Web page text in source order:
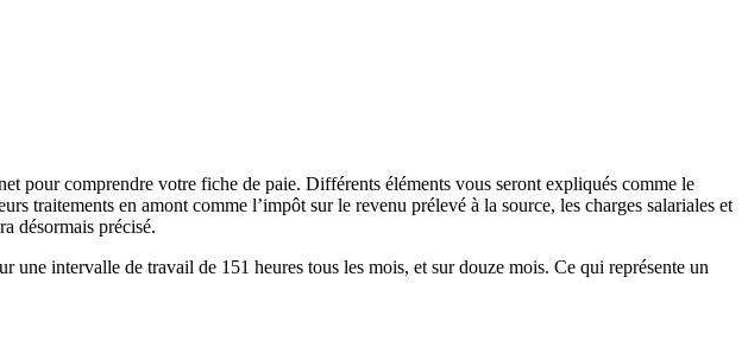
pour comprendre votre fiche de paie. Différents éléments vous seront expliqués comme le
traitements en amont comme l’impôt sur le revenu prélevé à la source, les charges salariales et
désormais précisé.
une intervalle de travail de 151 heures tous les mois, et sur douze mois. Ce qui représente un